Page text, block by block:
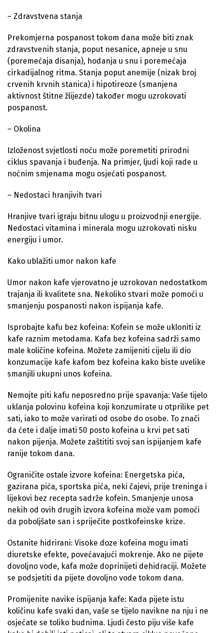
– Zdravstvena stanja
Prekomjerna pospanost tokom dana može biti znak
zdravstvenih stanja, poput nesanice, apneje u snu
(poremećaja disanja), hodanja u snu i poremećaja
cirkadijalnog ritma. Stanja poput anemije (nizak broj
crvenih krvnih stanica) i hipotireoze (smanjena
aktivnost štitne žlijezde) također mogu uzrokovati
pospanost.
– Okolina
Izloženost svjetlosti noću može poremetiti prirodni
ciklus spavanja i buđenja. Na primjer, ljudi koji rade u
noćnim smjenama mogu osjećati pospanost.
– Nedostaci hranjivih tvari
Hranjive tvari igraju bitnu ulogu u proizvodnji energije.
Nedostaci vitamina i minerala mogu uzrokovati nisku
energiju i umor.
Kako ublažiti umor nakon kafe
Umor nakon kafe vjerovatno je uzrokovan nedostatkom
trajanja ili kvalitete sna. Nekoliko stvari može pomoći u
smanjenju pospanosti nakon ispijanja kafe.
Isprobajte kafu bez kofeina: Kofein se može ukloniti iz
kafe raznim metodama. Kafa bez kofeina sadrži samo
male količine kofeina. Možete zamijeniti cijelu ili dio
konzumacije kafe kafom bez kofeina kako biste uvelike
smanjili ukupni unos kofeina.
Nemojte piti kafu neposredno prije spavanja: Vaše tijelo
uklanja polovinu kofeina koji konzumirate u otprilike pet
sati, iako to može varirati od osobe do osobe. To znači
da ćete i dalje imati 50 posto kofeina u krvi pet sati
nakon pijenja. Možete zaštititi svoj san ispijanjem kafe
ranije tokom dana.
Ograničite ostale izvore kofeina: Energetska pića,
gazirana pića, sportska pića, neki čajevi, prije treninga i
lijekovi bez recepta sadrže kofein. Smanjenje unosa
nekih od ovih drugih izvora kofeina može vam pomoći
da poboljšate san i spriječite postkofeinske krize.
Ostanite hidrirani: Visoke doze kofeina mogu imati
diuretske efekte, povećavajući mokrenje. Ako ne pijete
dovoljno vode, kafa može doprinijeti dehidraciji. Možete
se podsjetiti da pijete dovoljno vode tokom dana.
Promijenite navike ispijanja kafe: Kada pijete istu
količinu kafe svaki dan, vaše se tijelo navikne na nju i ne
osjećate se toliko budnima. Ljudi često piju više kafe